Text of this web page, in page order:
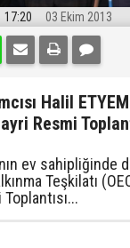
17:20 03 Ekim 2013
Halil
Resmi
ev sahipliğinde
Teşkilatı